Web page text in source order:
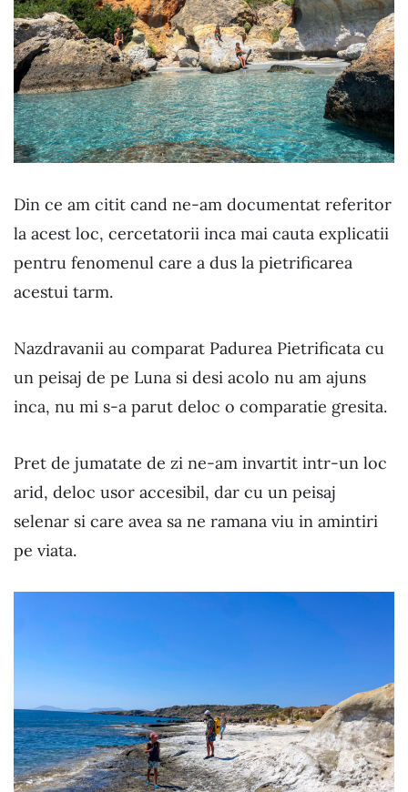
Din ce am citit cand ne-am documentat referitor
la acest loc, cercetatorii inca mai cauta explicatii
pentru fenomenul care a dus la pietrificarea
acestui tarm.
Nazdravanii au comparat Padurea Pietrificata cu
un peisaj de pe Luna si desi acolo nu am ajuns
inca, nu mi s-a parut deloc o comparatie gresita.
Pret de jumatate de zi ne-am invartit intr-un loc
arid, deloc usor accesibil, dar cu un peisaj
selenar si care avea sa ne ramana viu in amintiri
pe viata.